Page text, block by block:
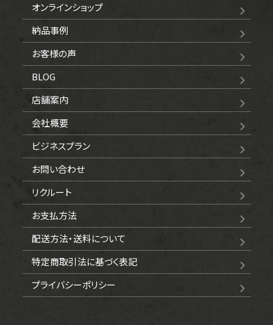
オンラインショップ
納品事例
お客様の声
BLOG
店舗案内
会社概要
ビジネスプラン
お問い合わせ
リクルート
お支払方法
配送方法・送料について
特定商取引法に基づく表記
プライバシーポリシー